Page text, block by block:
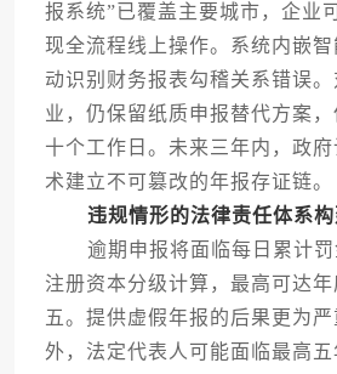
报系统”已覆盖主要城市，企业
现全流程线上操作。系统内嵌
动识别财务报表勾稽关系错误
业，仍保留纸质申报替代方案
十个工作日。未来三年内，政
术建立不可篡改的年报存证链。
违规情形的法律责任体系构
逾期申报将面临每日累计罚
注册资本分级计算，最高可达
五。提供虚假年报的后果更为
外，法定代表人可能面临最高